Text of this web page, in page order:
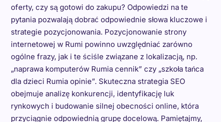
oferty, czy są gotowi do zakupu? Odpowiedzi na te
pytania pozwalają dobrać odpowiednie słowa kluczowe i
strategie pozycjonowania. Pozycjonowanie strony
internetowej w Rumi powinno uwzględniać zarówno
ogólne frazy, jak i te ściśle związane z lokalizacją, np.
„naprawa komputerów Rumia cennik” czy „szkoła tańca
dla dzieci Rumia opinie”. Skuteczna strategia SEO
obejmuje analizę konkurencji, identyfikację luk
rynkowych i budowanie silnej obecności online, która
przyciągnie odpowiednią grupę docelową. Pamiętajmy,